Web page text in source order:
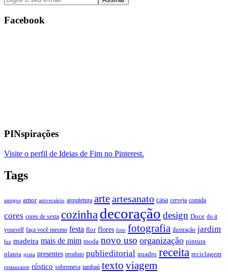
Facebook
PINspirações
Visite o perfil de Ideias de Fim no Pinterest.
Tags
amigos amor aniversário arquitetura arteartesanato casa cerveja comida
cores cores de sexta cozinha decoração design Doce do it
yourself faça você mesmo festa flor flores foto fotografia ilustração jardim
luz madeira mais de mim moda novo uso organização pintura
planta praia presentes produto publieditorial quadro receita reciclagem
restaurante rústico sobremesa tambaú texto viagem